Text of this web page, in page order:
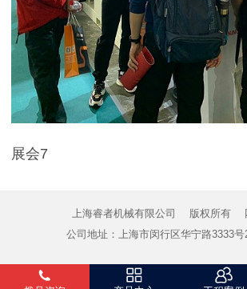
展会7
上海睿者机械有限公司 版权所有
公司地址：上海市闵行区华宁路3333号